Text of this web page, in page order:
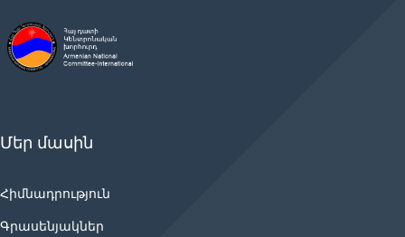
Մեր մասին
Հիմնադրություն
Գրասենյակներ